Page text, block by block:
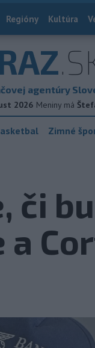
Regióny Kultúra
agentúry
2026 Meniny má
Zimné
či
a